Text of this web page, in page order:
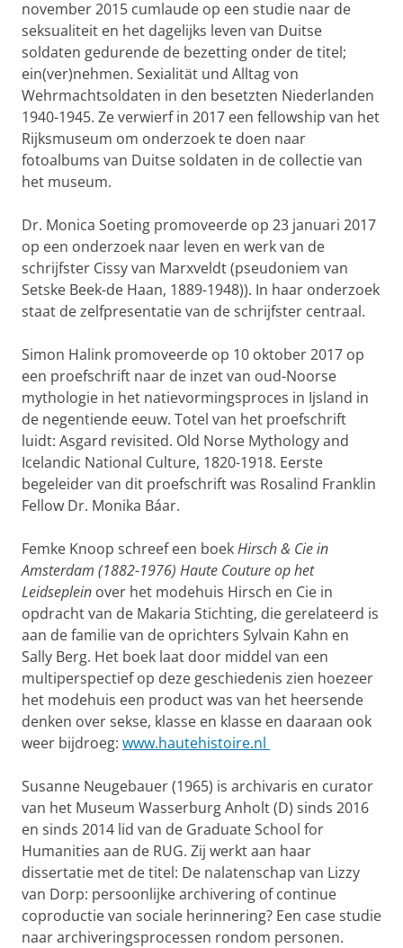
november 2015 cumlaude op een studie naar de
seksualiteit en het dagelijks leven van Duitse
soldaten gedurende de bezetting onder de titel;
ein(ver)nehmen. Sexialität und Alltag von
Wehrmachtsoldaten in den besetzten Niederlanden
1940-1945. Ze verwierf in 2017 een fellowship van het
Rijksmuseum om onderzoek te doen naar
fotoalbums van Duitse soldaten in de collectie van
het museum.
Dr. Monica Soeting promoveerde op 23 januari 2017
op een onderzoek naar leven en werk van de
schrijfster Cissy van Marxveldt (pseudoniem van
Setske Beek-de Haan, 1889-1948)). In haar onderzoek
staat de zelfpresentatie van de schrijfster centraal.
Simon Halink promoveerde op 10 oktober 2017 op
een proefschrift naar de inzet van oud-Noorse
mythologie in het natievormingsproces in Ijsland in
de negentiende eeuw. Totel van het proefschrift
luidt: Asgard revisited. Old Norse Mythology and
Icelandic National Culture, 1820-1918. Eerste
begeleider van dit proefschrift was Rosalind Franklin
Fellow Dr. Monika Báar.
Femke Knoop schreef een boekHirsch & Cie in
Amsterdam (1882-1976) Haute Couture op het
Leidseplein over het modehuis Hirsch en Cie in
opdracht van de Makaria Stichting, die gerelateerd is
aan de familie van de oprichters Sylvain Kahn en
Sally Berg. Het boek laat door middel van een
multiperspectief op deze geschiedenis zien hoezeer
het modehuis een product was van het heersende
denken over sekse, klasse en klasse en daaraan ook
weer bijdroeg: www.hautehistoire.nl
Susanne Neugebauer (1965) is archivaris en curator
van het Museum Wasserburg Anholt (D) sinds 2016
en sinds 2014 lid van de Graduate School for
Humanities aan de RUG. Zij werkt aan haar
dissertatie met de titel: De nalatenschap van Lizzy
van Dorp: persoonlijke archivering of continue
coproductie van sociale herinnering? Een case studie
naar archiveringsprocessen rondom personen.